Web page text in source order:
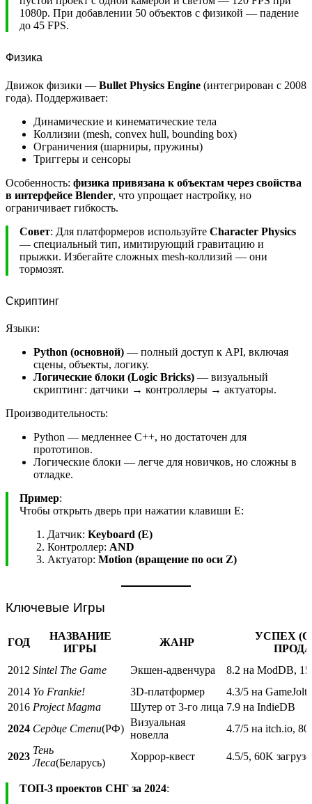
1080p. При добавлении 50 объектов с физикой — падение
до 45 FPS.
Физика
Движок физики — Bullet Physics Engine (интегрирован с 2008
года). Поддерживает:
Динамические и кинематические тела
Коллизии (mesh, convex hull, bounding box)
Ограничения (шарниры, пружины)
Триггеры и сенсоры
Особенность: физика привязана к объектам через свойства
в интерфейсе Blender, что упрощает настройку, но
ограничивает гибкость.
Совет: Для платформеров используйте Character Physics
— специальный тип, имитирующий гравитацию и
прыжки. Избегайте сложных mesh-коллизий — они
тормозят.
Скриптинг
Языки:
Python (основной) — полный доступ к API, включая
сцены, объекты, логику.
Логические блоки (Logic Bricks) — визуальный
скриптинг: датчики → контроллеры → актуаторы.
Производительность:
Python — медленнее C++, но достаточен для
прототипов.
Логические блоки — легче для новичков, но сложны в
отладке.
Пример:
Чтобы открыть дверь при нажатии клавиши E:
Датчик: Keyboard (E)
Контроллер: AND
Актуатор: Motion (вращение по оси Z)
Ключевые Игры
ГОД
НАЗВАНИЕ
ИГРЫ
ЖАНР
УСПЕХ
2012 Sintel The Game Экшен-адвенчура
8.2 на ModDB,
2014 Yo Frankie! 3D-платформер
4.3/5 на GameJolt
2016 Project Magma Шутер от 3-го лица 7.9 на IndieDB
2024 Сердце Степи(РФ)
Визуальная
новелла
4.7/5 на itch.io,
2023
Тень
Леса(Беларусь)
Хоррор-квест 4.5/5, 60K
ТОП-3 проектов СНГ за 2024: